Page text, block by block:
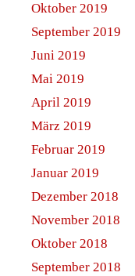
Oktober 2019
September 2019
Juni 2019
Mai 2019
April 2019
März 2019
Februar 2019
Januar 2019
Dezember 2018
November 2018
Oktober 2018
September 2018